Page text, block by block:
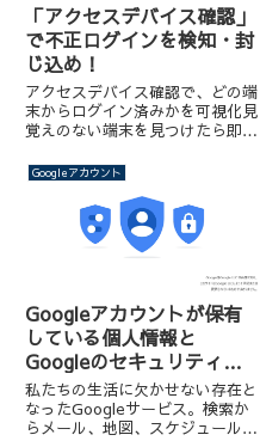
「アクセスデバイス確認」
で不正ログインを検知・封
じ込め！
アクセスデバイス確認で、どの端
末からログイン済みかを可視化見
覚えのない端末を見つけたら即ロ
段階認証（2FA）有効化定期点検
（週1/端末更新時/海外渡航後/
通知受領時）で、早期検知と被害
最小化組織利用は運用...
Googleアカウント
Googleアカウントが保有
している個人情報と
Googleのセキュリティ対
策
私たちの生活に欠かせない存在と
なったGoogleサービス。検索か
らメール、地図、スケジュール、